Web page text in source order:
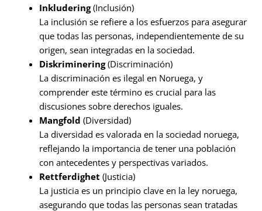
Inkludering(Inclusión)
La inclusión se refiere a los esfuerzos para asegurar
que todas las personas, independientemente de su
origen, sean integradas en la sociedad.
Diskriminering(Discriminación)
La discriminación es ilegal en Noruega, y
comprender este término es crucial para las
discusiones sobre derechos iguales.
Mangfold (Diversidad)
La diversidad es valorada en la sociedad noruega,
reflejando la importancia de tener una población
con antecedentes y perspectivas variados.
Rettferdighet (Justicia)
La justicia es un principio clave en la ley noruega,
asegurando que todas las personas sean tratadas